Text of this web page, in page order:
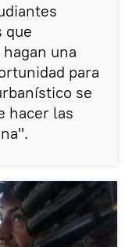
que
una
para
se
hacer las